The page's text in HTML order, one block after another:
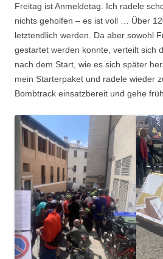
Freitag ist Anmeldetag. Ich radele
nichts geholfen – es ist voll … Über
letztendlich werden. Da aber sowohl
gestartet werden konnte, verteilt sich
nach dem Start, wie es sich später
mein Starterpaket und radele wieder
Bombtrack einsatzbereit und gehe